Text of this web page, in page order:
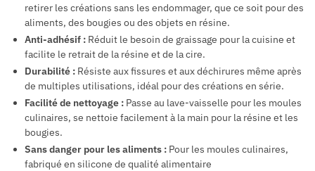
retirer les créations sans les endommager, que ce soit pour des
aliments, des bougies ou des objets en résine.
Anti-adhésif : Réduit le besoin de graissage pour la cuisine et
facilite le retrait de la résine et de la cire.
Durabilité : Résiste aux fissures et aux déchirures même après
de multiples utilisations, idéal pour des créations en série.
Facilité de nettoyage : Passe au lave-vaisselle pour les moules
culinaires, se nettoie facilement à la main pour la résine et les
bougies.
Sans danger pour les aliments : Pour les moules culinaires,
fabriqué en silicone de qualité alimentaire